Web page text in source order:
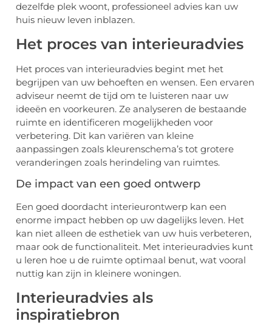
dezelfde plek woont, professioneel advies kan uw
huis nieuw leven inblazen.
Het proces van interieuradvies
Het proces van interieuradvies begint met het
begrijpen van uw behoeften en wensen. Een ervaren
adviseur neemt de tijd om te luisteren naar uw
ideeën en voorkeuren. Ze analyseren de bestaande
ruimte en identificeren mogelijkheden voor
verbetering. Dit kan variëren van kleine
aanpassingen zoals kleurenschema’s tot grotere
veranderingen zoals herindeling van ruimtes.
De impact van een goed ontwerp
Een goed doordacht interieurontwerp kan een
enorme impact hebben op uw dagelijks leven. Het
kan niet alleen de esthetiek van uw huis verbeteren,
maar ook de functionaliteit. Met interieuradvies kunt
u leren hoe u de ruimte optimaal benut, wat vooral
nuttig kan zijn in kleinere woningen.
Interieuradvies als
inspiratiebron